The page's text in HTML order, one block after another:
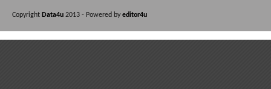
Copyright Data4u 2013 - Powered by editor4u